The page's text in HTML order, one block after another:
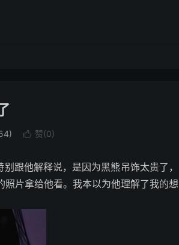
 赞(0)
跟他解释说，是因为黑熊吊饰太贵了，
片拿给他看。我本以为他理解了我的想